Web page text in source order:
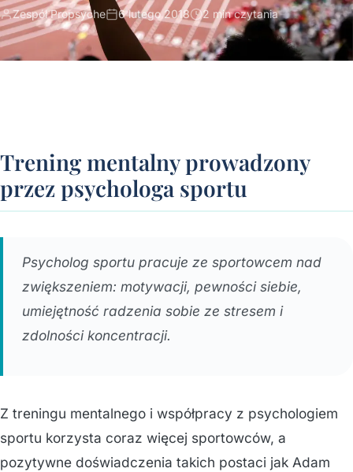
Zespół Propsyche 6 lutego 2018 2 min czytania
Trening mentalny prowadzony
przez psychologa sportu
Psycholog sportu pracuje ze sportowcem nad
zwiększeniem: motywacji, pewności siebie,
umiejętność radzenia sobie ze stresem i
zdolności koncentracji.
Z treningu mentalnego i współpracy z psychologiem
sportu korzysta coraz więcej sportowców, a
pozytywne doświadczenia takich postaci jak Adam